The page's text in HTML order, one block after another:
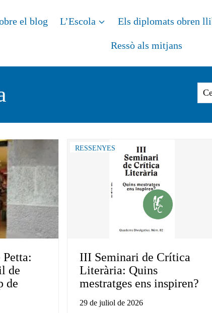
el blog L’Escola Els diplomats obren
Ressò als mitjans
de
de
RESSENYES
III Seminari de Crítica
Literària: Quins
mestratges ens inspiren?
29 de juliol de 2026